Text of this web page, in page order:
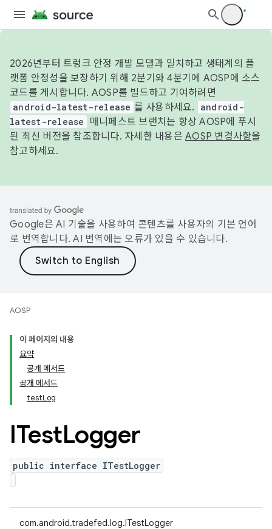
2026년부터 트렁크 안정 개발 모델과 일치하고 생태계의 플
랫폼 안정성을 보장하기 위해 2분기와 4분기에 AOSP에 소스
코드를 게시합니다. AOSP를 빌드하고 기여하려면
android-latest-release 를 사용하세요.
android-
latest-release
매니페스트 브랜치는 항상 AOSP에 푸시
된 최신 버전을 참조합니다. 자세한 내용은 AOSP 변경사항을
참고하세요.
Google은 AI 기술을 사용하여 콘텐츠를 사용자의 기본 언어
로 번역합니다. AI 번역에는 오류가 있을 수 있습니다.
AOSP
이 페이지의 내용
요약
공개 메서드
공개 메서드
testLog
ITestLogger
public interface ITestLogger
com.android.tradefed.log.ITestLogger